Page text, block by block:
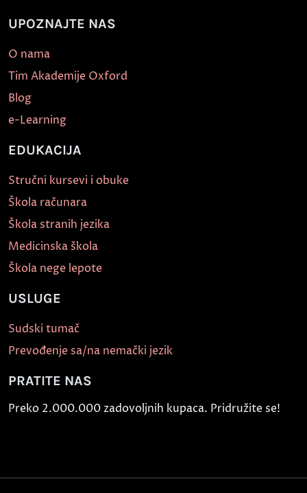
UPOZNAJTE NAS
O nama
Tim Akademije Oxford
Blog
e-Learning
EDUKACIJA
Stručni kursevi i obuke
Škola računara
Škola stranih jezika
Medicinska škola
Škola nege lepote
USLUGE
Sudski tumač
Prevođenje sa/na nemački jezik
PRATITE NAS
Preko 2.000.000 zadovoljnih kupaca. Pridružite se!